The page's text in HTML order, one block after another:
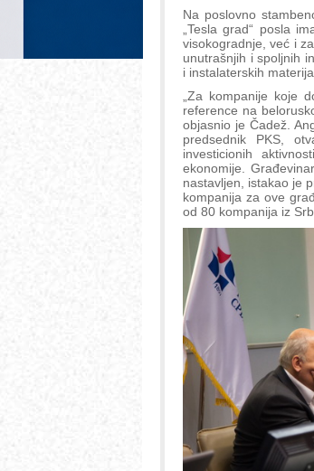
Na poslovno
„Tesla grad“ posla
visokogradnje, već i
unutrašnjih i spoljnih
i instalaterskih
„Za kompanije koje
reference na
objasnio je Čadež.
predsednik PKS,
investicionih
ekonomije.
nastavljen, istakao je
kompanija za ove
od 80 kompanija iz